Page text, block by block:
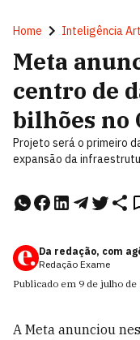
Home Inteligência
Meta
centro de
bilhões no
Projeto será o primeiro
expansão da
Da redação, com
Redação Exame
Publicado em 9 de julho de
A Meta anunciou